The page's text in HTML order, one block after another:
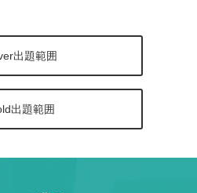
出題範囲
出題範囲